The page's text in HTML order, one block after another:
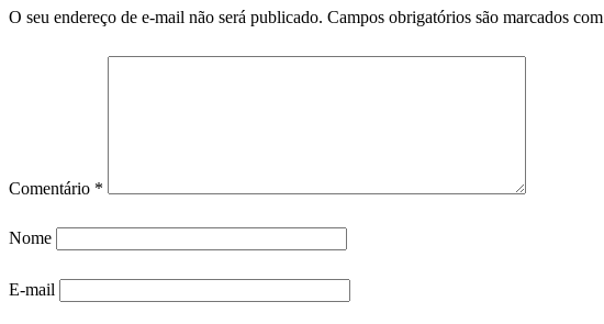
O seu endereço de e-mail não será publicado. Campos obrigatórios são marcados com
Comentário *
Nome
E-mail